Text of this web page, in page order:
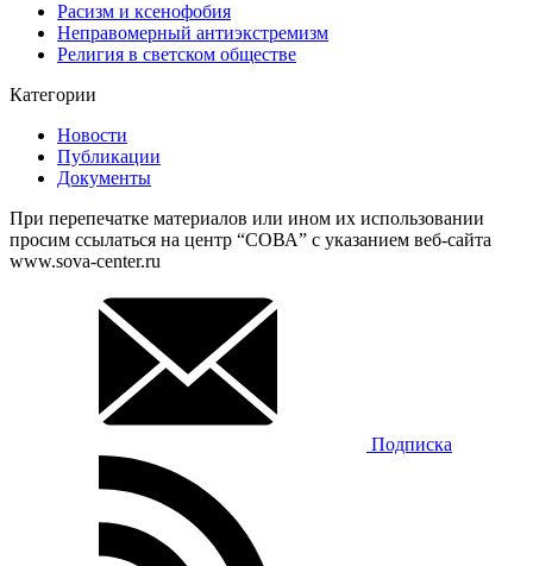
Расизм и ксенофобия
Неправомерный антиэкстремизм
Религия в светском обществе
Категории
Новости
Публикации
Документы
При перепечатке материалов или ином их использовании
просим ссылаться на центр “СОВА” с указанием веб-сайта
www.sova-center.ru
Подписка